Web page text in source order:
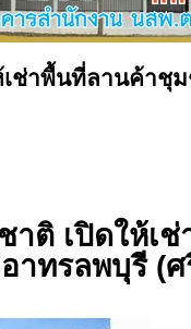
เช่าพื้นที่ลานค้าชุ
าติ เปิดให้เ
าทรลพบุรี (